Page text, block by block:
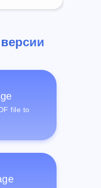
file to